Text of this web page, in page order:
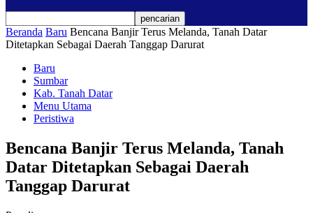
Beranda Baru Bencana Banjir Terus Melanda, Tanah Datar
Ditetapkan Sebagai Daerah Tanggap Darurat
Baru
Sumbar
Kab. Tanah Datar
Menu Utama
Peristiwa
Bencana Banjir Terus Melanda, Tanah
Datar Ditetapkan Sebagai Daerah
Tanggap Darurat